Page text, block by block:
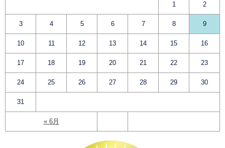
« 6月
1 2
3 4 5 6 7 8 9
10 11 12 13 14 15 16
17 18 19 20 21 22 23
24 25 26 27 28 29 30
31